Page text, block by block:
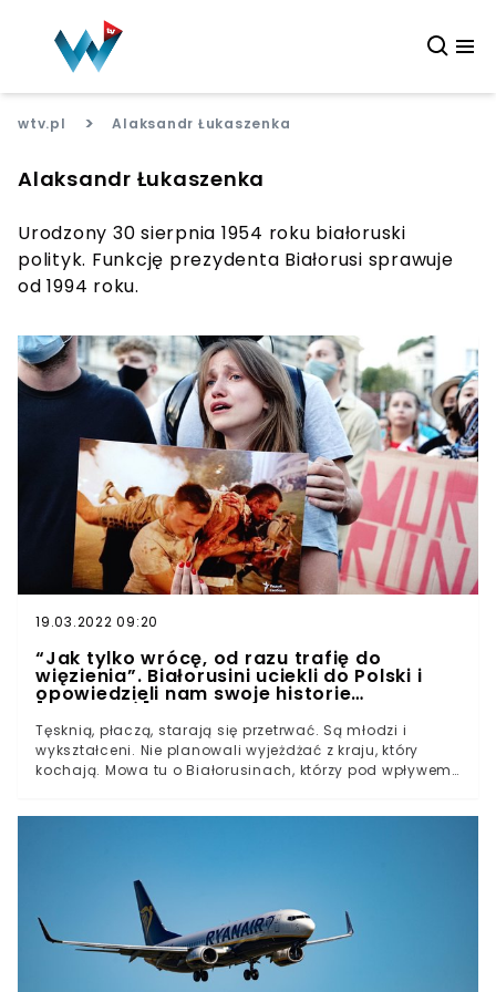
wtv.pl > Alaksandr Łukaszenka
Alaksandr Łukaszenka
Urodzony 30 sierpnia 1954 roku białoruski
polityk. Funkcję prezydenta Białorusi sprawuje
od 1994 roku.
19.03.2022 09:20
“Jak tylko wrócę, od razu trafię do
więzienia”. Białorusini uciekli do Polski i
opowiedzieli nam swoje historie
[REPORTAŻ]
Tęsknią, płaczą, starają się przetrwać. Są młodzi i
wykształceni. Nie planowali wyjeżdżać z kraju, który
kochają. Mowa tu o Białorusinach, którzy pod wpływem
aresztowanymi protestującymi co chwila parkują pod
tym i innymi komisariatami. Po pewnym czasie w
celach brakuje już miejsca w środku, ale nikt się tym nie
przejmuje. Autorytarna władza szybko znajduje
rozwiązanie. Pada decyzja o przetrzymaniu pozostałych